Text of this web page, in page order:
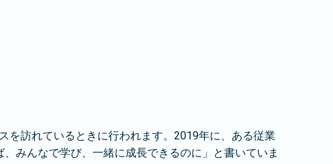
を訪れているときに行われます。2019年に、ある従業
みんなで学び、一緒に成長できるのに」と書いていま